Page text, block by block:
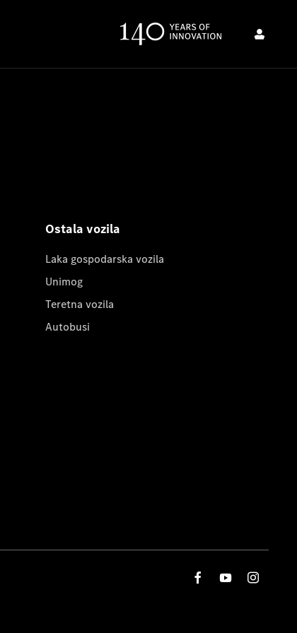
Ostala vozila
Laka gospodarska vozila
Unimog
Teretna vozila
Autobusi